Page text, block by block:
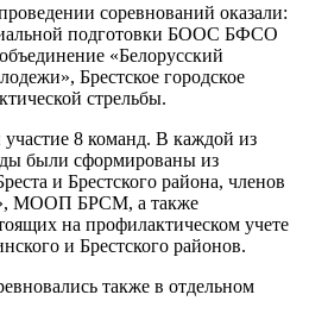
соревнований оказали:
подготовки БООС БФСО
«Белорусский
Брестское городское
стрельбы.
8 команд. В каждой из
были сформированы из
и Брестского района, членов
МООП БРСМ, а также
на профилактическом учете
и Брестского районов.
также в отдельном